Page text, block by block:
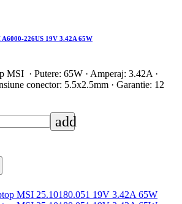
226US 19V 3.42A 65W
MSI · Putere: 65W · Amperaj: 3.42A ·
conector: 5.5x2.5mm · Garantie: 12
add